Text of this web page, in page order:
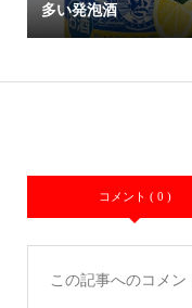
多い発泡酒
コメント ( 0 )
この記事へのコメン